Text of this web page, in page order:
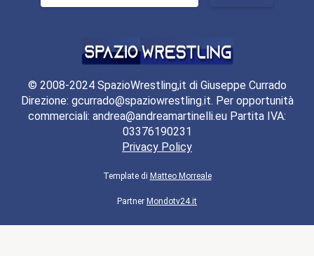
© 2008-2024 SpazioWrestling,it di Giuseppe Currado
Direzione: gcurrado@spaziowrestling.it. Per opportunità
commerciali: andrea@andreamartinelli.eu Partita IVA:
03376190231
Privacy Policy
Template di Matteo Morreale
Partner Mondotv24.it